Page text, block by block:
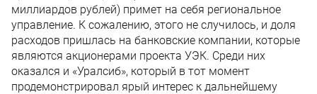
миллиардов рублей) примет на себя региональное
управление. К сожалению, этого не случилось, и доля
расходов пришлась на банковские компании, которые
являются акционерами проекта УЭК. Среди них
оказался и «Уралсиб», который в тот момент
продемонстрировал ярый интерес к дальнейшему